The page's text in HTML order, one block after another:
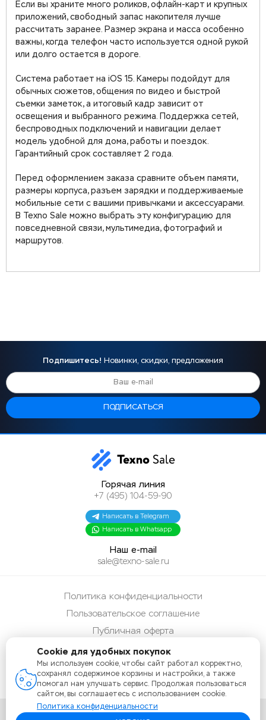
Если вы храните много роликов, офлайн-карт и крупных
приложений, свободный запас накопителя лучше
рассчитать заранее. Размер экрана и масса особенно
важны, когда телефон часто используется одной рукой
или долго остается в дороге.
Система работает на iOS 15. Камеры подойдут для
обычных сюжетов, общения по видео и быстрой
съемки заметок, а итоговый кадр зависит от
освещения и выбранного режима. Поддержка сетей,
беспроводных подключений и навигации делает
модель удобной для дома, работы и поездок.
Гарантийный срок составляет 2 года.
Перед оформлением заказа сравните объем памяти,
размеры корпуса, разъем зарядки и поддерживаемые
мобильные сети с вашими привычками и аксессуарами.
В Texno Sale можно выбрать эту конфигурацию для
повседневной связи, мультимедиа, фотографий и
маршрутов.
Подпишитесь! Новинки, скидки, предложения
Горячая линия
+7 (495) 104-59-90
Написать в Telegram
Написать в Whatsapp
Наш e-mail
sale@texno-sale.ru
Политика конфиденциальности
Пользовательское соглашение
Публичная оферта
Способы оплаты
Карта сайта
Cookie для удобных покупок
Мы используем cookie, чтобы сайт работал корректно,
сохранял содержимое корзины и настройки, а также
помогал нам улучшать сервис. Продолжая пользоваться
сайтом, вы соглашаетесь с использованием cookie.
Политика конфиденциальности